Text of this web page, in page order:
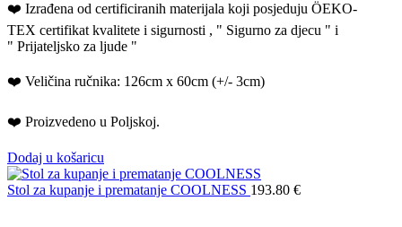
❤️ Izrađena od certificiranih materijala koji posjeduju ÖEKO-
TEX certifikat kvalitete i sigurnosti , " Sigurno za djecu " i
" Prijateljsko za ljude "
❤️ Veličina ručnika: 126cm x 60cm (+/- 3cm)
❤️ Proizvedeno u Poljskoj.
Dodaj u košaricu
Stol za kupanje i prematanje COOLNESS 193.80 €